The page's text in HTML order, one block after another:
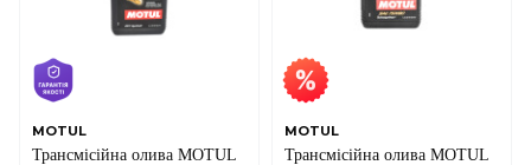
MITSUBISHI
NISSAN
MOTUL
Трансмісійна олива MOTUL
MOTUL
Трансмісійна олива MOTUL